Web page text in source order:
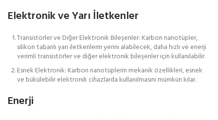
Elektronik ve Yarı İletkenler
Transistörler ve Diğer Elektronik Bileşenler: Karbon nanotüpler,
silikon tabanlı yarı iletkenlerin yerini alabilecek, daha hızlı ve enerji
verimli transistörler ve diğer elektronik bileşenler için kullanılabilir.
Esnek Elektronik: Karbon nanotüplerin mekanik özellikleri, esnek
ve bükülebilir elektronik cihazlarda kullanılmasını mümkün kılar.
Enerji